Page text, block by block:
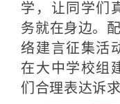
学，让同学们
务就在身边。
络建言征集活
在大中学校组
们合理表达诉求